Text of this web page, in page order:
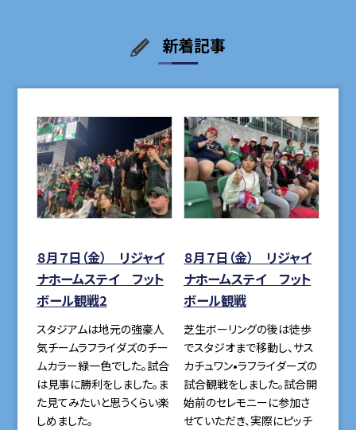
新着記事
８月７日（金） リジャイ
ナホームステイ フット
ボール観戦2
スタジアムは地元の強豪人
気チームラフライダズのチー
ムカラー緑一色でした。試合
は見事に勝利をしました。ま
た見てみたいと思うくらい楽
しめました。
８月７日（金） リジャイ
ナホームステイ フット
ボール観戦
芝生ボーリングの後は徒歩
でスタジオまで移動し、サス
カチュワン•ラフライダーズの
試合観戦をしました。試合開
始前のセレモニーに参加さ
せていただき、実際にピッチ